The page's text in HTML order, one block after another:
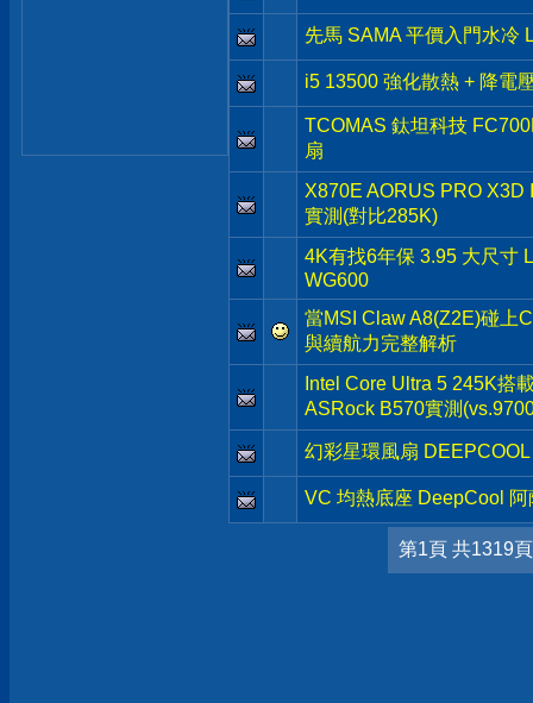
先馬 SAMA 平價入門水冷
i5 13500 強化散熱 + 降電
TCOMAS 鈦坦科技
扇
X870E AORUS PRO
實測(對比285K)
4K有找6年保 3.95 大尺寸
WG600
當MSI Claw A8(Z2E)碰上
與續航力完整解析
Intel Core Ultra 5 245K搭
ASRock B570實測
幻彩星環風扇
VC 均熱底座 DeepCool
第1頁 共1319頁